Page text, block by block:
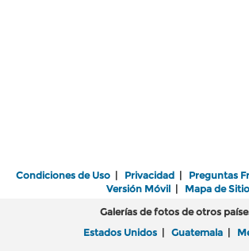
Condiciones de Uso | Privacidad | Preguntas
Versión Móvil| Mapa de Sitio
Galerías de fotos de otros
Estados Unidos | Guatemala |